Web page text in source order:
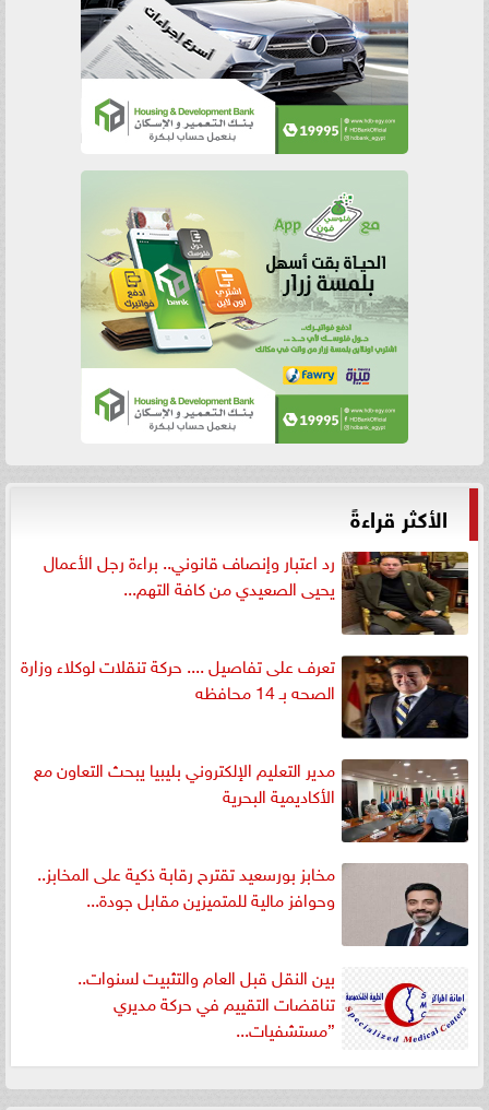
الأكثر قراءةً
رد اعتبار وإنصاف قانوني.. براءة رجل الأعمال
يحيى الصعيدي من كافة التهم...
تعرف على تفاصيل .... حركة تنقلات لوكلاء وزارة
الصحه بـ 14 محافظه
مدير التعليم الإلكتروني بليبيا يبحث التعاون مع
الأكاديمية البحرية
مخابز بورسعيد تقترح رقابة ذكية على المخابز..
وحوافز مالية للمتميزين مقابل جودة...
بين النقل قبل العام والتثبيت لسنوات..
تناقضات التقييم في حركة مديري
”مستشفيات...